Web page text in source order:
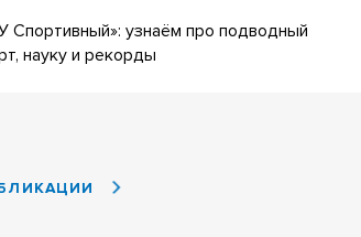
Спортивный»: узнаём про подводный
науку и рекорды